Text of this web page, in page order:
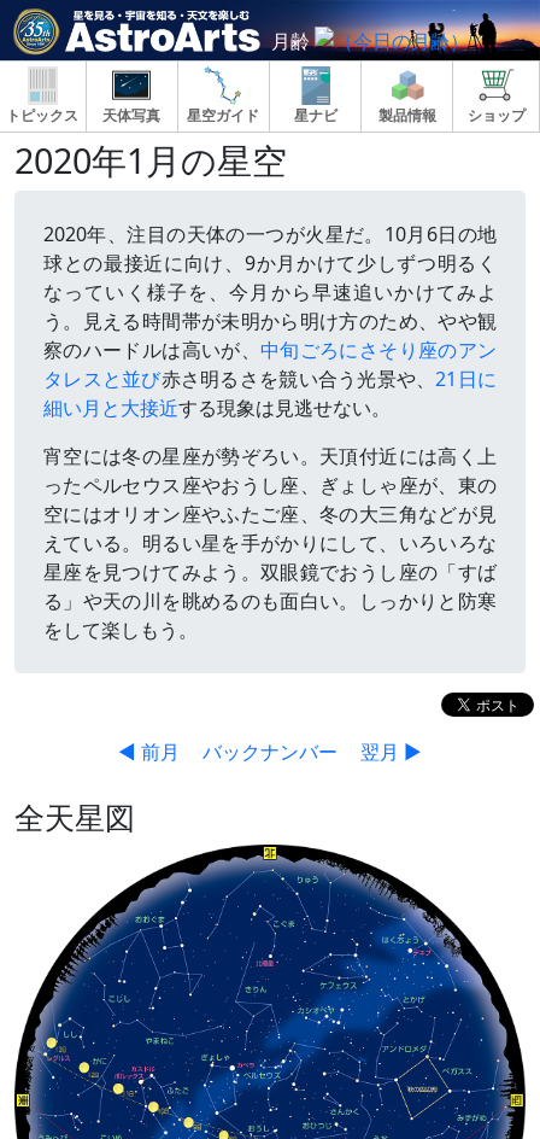
月齢
トピックス 天体写真 星空ガイド 星ナビ 製品情報 ショップ
2020年1月の星空
2020年、注目の天体の一つが火星だ。10月6日の地
球との最接近に向け、9か月かけて少しずつ明るく
なっていく様子を、今月から早速追いかけてみよ
う。見える時間帯が未明から明け方のため、やや観
察のハードルは高いが、 中旬ごろにさそり座のアン
タレスと並び赤さ明るさを競い合う光景や、21日に
細い月と大接近する現象は見逃せない。
宵空には冬の星座が勢ぞろい。天頂付近には高く上
ったペルセウス座やおうし座、ぎょしゃ座が、東の
空にはオリオン座やふたご座、冬の大三角などが見
えている。明るい星を手がかりにして、いろいろな
星座を見つけてみよう。双眼鏡でおうし座の「すば
る」や天の川を眺めるのも面白い。しっかりと防寒
をして楽しもう。
◀ 前月 バックナンバー 翌月 ▶
全天星図